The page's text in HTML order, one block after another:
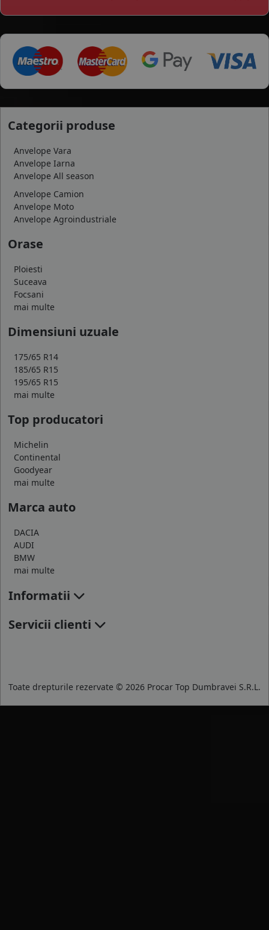
Categorii produse
Anvelope Vara
Anvelope Iarna
Anvelope All season
Anvelope Camion
Anvelope Moto
Anvelope Agroindustriale
Orase
Ploiesti
Suceava
Focsani
mai multe
Dimensiuni uzuale
175/65 R14
185/65 R15
195/65 R15
mai multe
Top producatori
Michelin
Continental
Goodyear
mai multe
Marca auto
DACIA
AUDI
BMW
mai multe
Informatii
Servicii clienti
Toate drepturile rezervate © 2026 Procar Top Dumbravei S.R.L.